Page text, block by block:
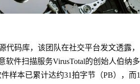
代码库，该团队在社交平台发文透露，
件扫描服务VirusTotal的创始人伯纳多
样本已累计达约31拍字节（PB），而1